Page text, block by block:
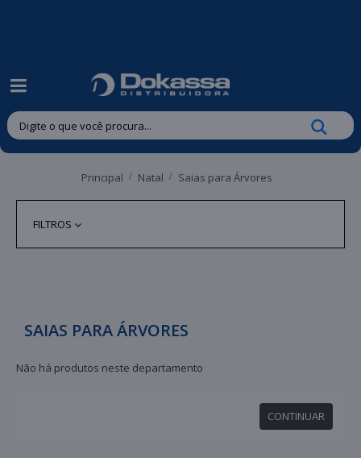
Principal Natal Saias para Árvores
FILTROS
SAIAS PARA ÁRVORES
Não há produtos neste departamento
CONTINUAR